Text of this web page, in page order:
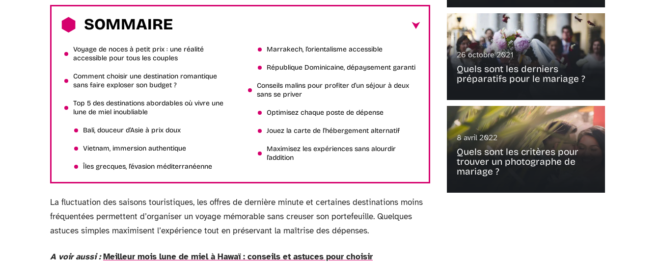
SOMMAIRE
Voyage de noces à petit prix : une réalité
accessible pour tous les couples
Comment choisir une destination romantique
sans faire exploser son budget ?
Top 5 des destinations abordables où vivre une
lune de miel inoubliable
Bali, douceur d’Asie à prix doux
Vietnam, immersion authentique
Îles grecques, l’évasion méditerranéenne
Marrakech, l’orientalisme accessible
République Dominicaine, dépaysement garanti
Conseils malins pour profiter d’un séjour à deux
sans se priver
Optimisez chaque poste de dépense
Jouez la carte de l’hébergement alternatif
Maximisez les expériences sans alourdir
l’addition
La fluctuation des saisons touristiques, les offres de dernière minute et certaines destinations moins
fréquentées permettent d’organiser un voyage mémorable sans creuser son portefeuille. Quelques
astuces simples maximisent l’expérience tout en préservant la maîtrise des dépenses.
A voir aussi : Meilleur mois lune de miel à Hawaï : conseils et astuces pour choisir
26 octobre 2021
Quels sont les derniers
préparatifs pour le mariage ?
8 avril 2022
Quels sont les critères pour
trouver un photographe de
mariage ?